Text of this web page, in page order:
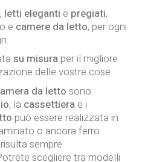
, letti eleganti e pregiati,
e camere da letto, per ogni
su misura per il migliore
delle vostre cose.
da lettosono
, la cassettiera e i
può essere realizzata in
o ancora ferro
sempre
scegliere tra modelli